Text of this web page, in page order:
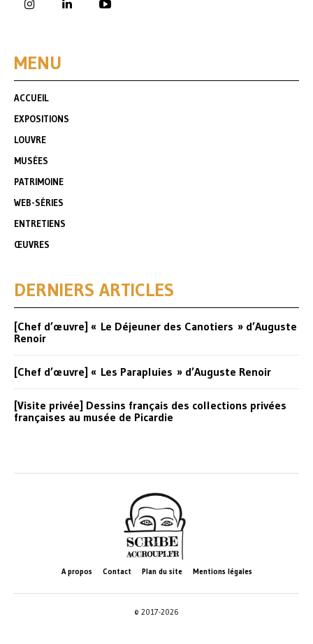
MENU
ACCUEIL
EXPOSITIONS
LOUVRE
MUSÉES
PATRIMOINE
WEB-SÉRIES
ENTRETIENS
ŒUVRES
DERNIERS ARTICLES
[Chef d’œuvre] « Le Déjeuner des Canotiers » d’Auguste
Renoir
[Chef d’œuvre] « Les Parapluies » d’Auguste Renoir
[Visite privée] Dessins français des collections privées
françaises au musée de Picardie
A propos Contact Plan du site Mentions légales
© 2017-2026